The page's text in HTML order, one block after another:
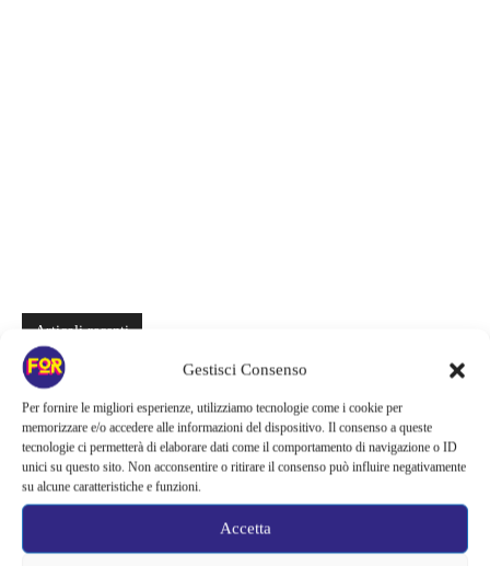
Gestisci Consenso
Per fornire le migliori esperienze, utilizziamo tecnologie come i cookie per
memorizzare e/o accedere alle informazioni del dispositivo. Il consenso a queste
tecnologie ci permetterà di elaborare dati come il comportamento di navigazione o ID
unici su questo sito. Non acconsentire o ritirare il consenso può influire negativamente
su alcune caratteristiche e funzioni.
Accetta
Articoli recenti
Zombie e sentimenti invadono Prime Video | Una coppia deve
attraversare Seoul durante l’apocalisse: il K-drama da recuperare
Sei stagioni di guerre e complotti nello spazio | Su Prime Video si
nasconde una grande epopea sci-fi: la saga salvata appena in tempo
Il creatore di Yellowstone firma un altro successo | La serie supera
Fallout e One Piece: il risultato è eccezionale